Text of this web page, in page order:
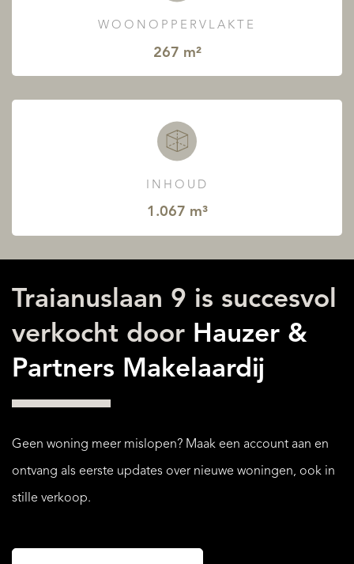
WOONOPPERVLAKTE
267 m²
INHOUD
1.067 m³
Traianuslaan 9 is succesvol
verkocht door Hauzer &
Partners Makelaardij
Geen woning meer mislopen? Maak een account aan en
ontvang als eerste updates over nieuwe woningen, ook in
stille verkoop.